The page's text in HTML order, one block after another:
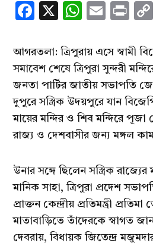
Facebook
X Email
আগরতলা: ত্রিপুরায় এসে স্বামী
সমাবেশ শেষে ত্রিপুরা সুন্দরী
জনতা পার্টির জাতীয় সভাপতি জে
দুপুরে সস্ত্রিক উদয়পুরে যান
মায়ের মন্দির ও শিব মন্দিরে পূজা
রাজ্য ও দেশবাসীর জন্য মঙ্গল
উনার সঙ্গে ছিলেন সস্ত্রিক রাজ্যের
মানিক সাহা, ত্রিপুরা প্রদেশ
প্রাক্তন কেন্দ্রীয় প্রতিমন্ত্রী
মাতাবাড়িতে তাঁদেরকে স্বাগত
দেবরায়, বিধায়ক জিতেন্দ্র